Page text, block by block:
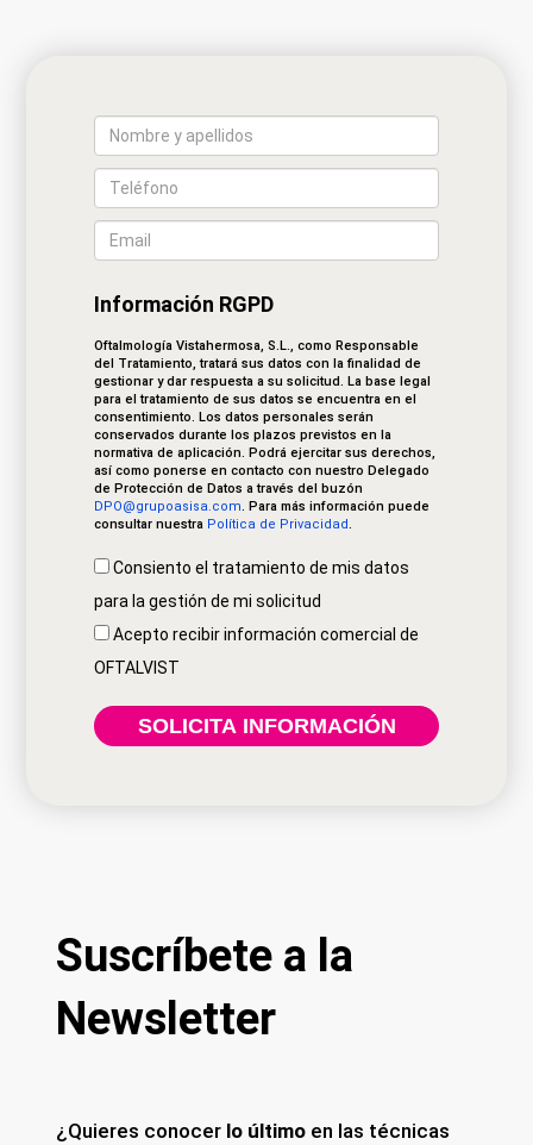
Información RGPD
Oftalmología Vistahermosa, S.L., como Responsable
del Tratamiento, tratará sus datos con la finalidad de
gestionar y dar respuesta a su solicitud. La base legal
para el tratamiento de sus datos se encuentra en el
consentimiento. Los datos personales serán
conservados durante los plazos previstos en la
normativa de aplicación. Podrá ejercitar sus derechos,
así como ponerse en contacto con nuestro Delegado
de Protección de Datos a través del buzón
DPO@grupoasisa.com. Para más información puede
consultar nuestra Política de Privacidad.
Consiento el tratamiento de mis datos
para la gestión de mi solicitud
Acepto recibir información comercial de
OFTALVIST
Suscríbete a la
Newsletter
¿Quieres conocer lo último en las técnicas